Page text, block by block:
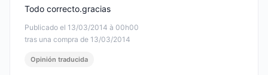
Publicado el 13/03/2014 à 00h00
tras una compra de 13/03/2014
Todo correcto.gracias
Opinión traducida